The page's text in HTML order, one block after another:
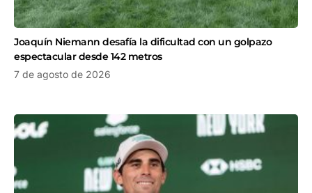
Joaquín Niemann desafía la dificultad con un golpazo
espectacular desde 142 metros
7 de agosto de 2026